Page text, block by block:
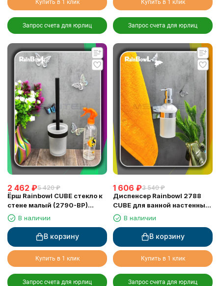
Купить в 1 клик
Запрос счета для юрлиц
Купить в 1 клик
Запрос счета для юрлиц
2 462 ₽5 420 ₽
Ёрш Rainbowl CUBE стекло к
стене малый (2790-BP)
чёрный матовый
В наличии
В корзину
Купить в 1 клик
Запрос счета для юрлиц
1 606 ₽3 540 ₽
Диспенсер Rainbowl 2788
CUBE для ванной настенный
стекло хром
В наличии
В корзину
Купить в 1 клик
Запрос счета для юрлиц